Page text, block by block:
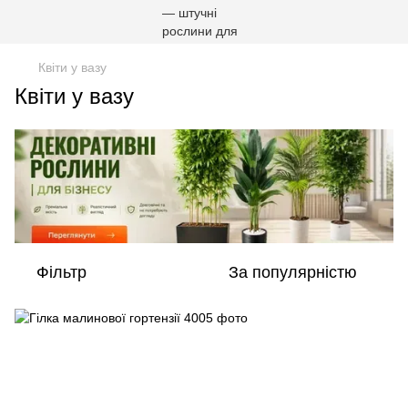
Квіти у вазу
Квіти у вазу
Фільтр За популярністю